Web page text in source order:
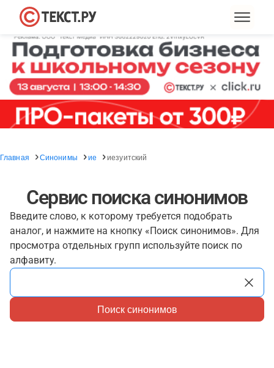
Главная Синонимы ие иезуитский
Сервис поиска синонимов
Введите слово, к которому требуется подобрать
аналог, и нажмите на кнопку «Поиск синонимов». Для
просмотра отдельных групп используйте поиск по
алфавиту.
Поиск синонимов